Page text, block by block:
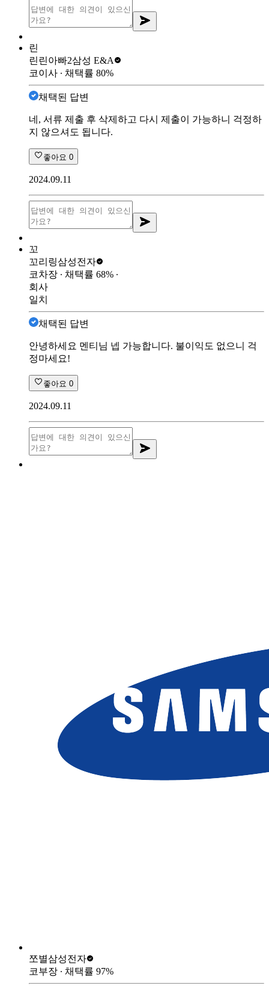
린
린린아빠2삼성 E&A
코이사 ∙ 채택률 80%
채택된 답변
네, 서류 제출 후 삭제하고 다시 제출이 가능하니 걱정하
지 않으셔도 됩니다.
좋아요 0
2024.09.11
꼬
꼬리링삼성전자
코차장 ∙ 채택률 68% ∙
회사
일치
채택된 답변
안녕하세요 멘티님 넵 가능합니다. 불이익도 없으니 걱
정마세요!
좋아요 0
2024.09.11
쪼별삼성전자
코부장 ∙ 채택률 97%